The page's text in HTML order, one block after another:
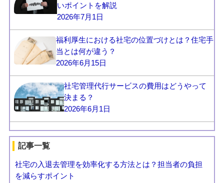
いポイントを解説
2026年7月1日
福利厚生における社宅の位置づけとは？住宅手
当とは何が違う？
2026年6月15日
社宅管理代行サービスの費用はどうやって
決まる？
2026年6月1日
記事一覧
社宅の入退去管理を効率化する方法とは？担当者の負担
を減らすポイント